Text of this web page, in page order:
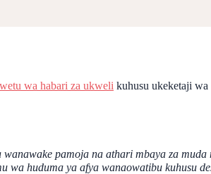
wa habari za ukweli kuhusu ukeketaji
pamoja na athari mbaya za
huduma ya afya wanaowatibu kuhusu